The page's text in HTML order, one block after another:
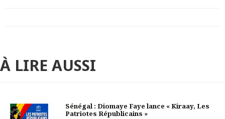
À LIRE AUSSI
Sénégal : Diomaye Faye lance « Kiraay, Les
Patriotes Républicains »